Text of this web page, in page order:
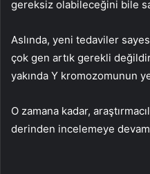
gereksiz olabileceğini bile
Aslında, yeni tedaviler
çok gen artık gerekli
yakında Y kromozomunun
O zamana kadar,
derinden incelemeye